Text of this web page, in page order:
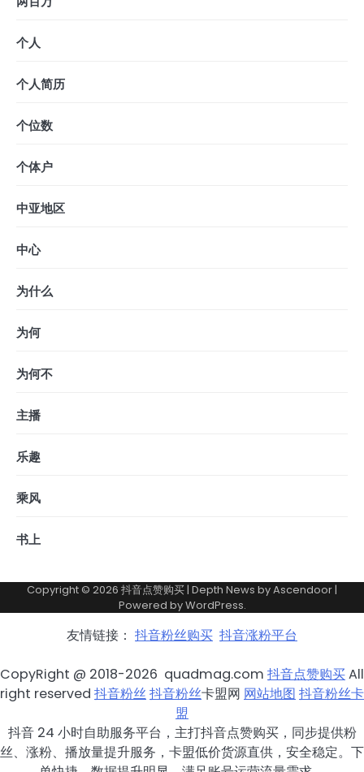
个人
个人简历
个位数
个体户
中亚地区
中心
为什么
为何
为何不
主播
乐趣
乘风
书上
Copyright © 2026 抖音点赞购买| Depth News byAscendoor|
Powered byWordPress.
友情链接： 抖音粉丝购买 抖音涨粉平台
CopyRight @ 2018-2026 quadmag.com 抖音点赞购买All
right reserved 抖音粉丝抖音粉丝卡盟网 网站地图 抖音粉丝卡
盟
抖音 24 小时自助服务平台，主打抖音点赞购买，同步提供粉
丝、涨粉、播放量提升服务，卡盟低价货源直供，安全稳定。下